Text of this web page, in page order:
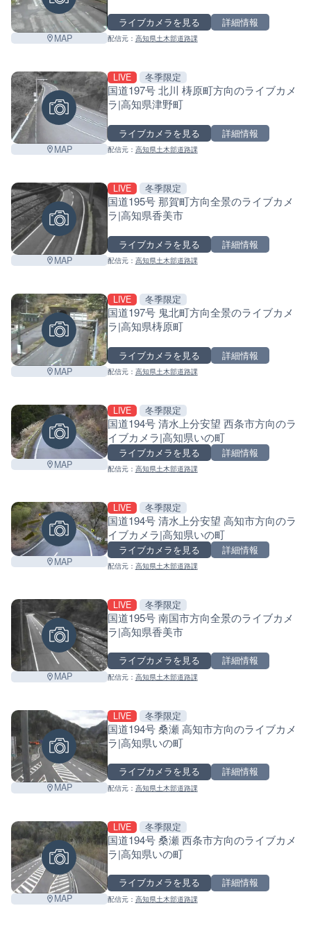
MAP
ライブカメラを見る 詳細情報
配信元： 高知県土木部道路課
MAP
LIVE 冬季限定
国道197号 北川 梼原町方向のライブカメ
ラ|高知県津野町
ライブカメラを見る 詳細情報
配信元： 高知県土木部道路課
MAP
LIVE 冬季限定
国道195号 那賀町方向全景のライブカメ
ラ|高知県香美市
ライブカメラを見る 詳細情報
配信元： 高知県土木部道路課
MAP
LIVE 冬季限定
国道197号 鬼北町方向全景のライブカメ
ラ|高知県梼原町
ライブカメラを見る 詳細情報
配信元： 高知県土木部道路課
MAP
LIVE 冬季限定
国道194号 清水上分安望 西条市方向のラ
イブカメラ|高知県いの町
ライブカメラを見る 詳細情報
配信元： 高知県土木部道路課
MAP
LIVE 冬季限定
国道194号 清水上分安望 高知市方向のラ
イブカメラ|高知県いの町
ライブカメラを見る 詳細情報
配信元： 高知県土木部道路課
MAP
LIVE 冬季限定
国道195号 南国市方向全景のライブカメ
ラ|高知県香美市
ライブカメラを見る 詳細情報
配信元： 高知県土木部道路課
MAP
LIVE 冬季限定
国道194号 桑瀬 高知市方向のライブカメ
ラ|高知県いの町
ライブカメラを見る 詳細情報
配信元： 高知県土木部道路課
MAP
LIVE 冬季限定
国道194号 桑瀬 西条市方向のライブカメ
ラ|高知県いの町
ライブカメラを見る 詳細情報
配信元： 高知県土木部道路課